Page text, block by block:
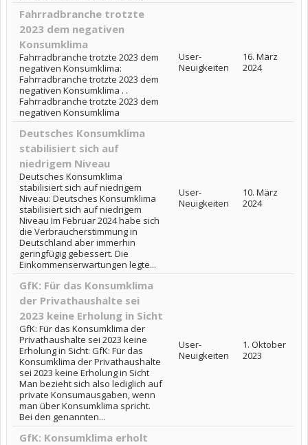
Fahrradbranche trotzte
2023 dem negativen
Konsumklima
Fahrradbranche trotzte 2023 dem
negativen Konsumklima:
Fahrradbranche trotzte 2023 dem
negativen Konsumklima . .
Fahrradbranche trotzte 2023 dem
negativen Konsumklima
User-
Neuigkeiten
16. März
2024
Deutsches Konsumklima
stabilisiert sich auf
niedrigem Niveau
Deutsches Konsumklima
stabilisiert sich auf niedrigem
Niveau: Deutsches Konsumklima
stabilisiert sich auf niedrigem
Niveau Im Februar 2024 habe sich
die Verbraucherstimmung in
Deutschland aber immerhin
geringfügig gebessert. Die
Einkommenserwartungen legte...
User-
Neuigkeiten
10. März
2024
GfK: Für das Konsumklima
der Privathaushalte sei
2023 keine Erholung in Sicht
GfK: Für das Konsumklima der
Privathaushalte sei 2023 keine
Erholung in Sicht: GfK: Für das
Konsumklima der Privathaushalte
sei 2023 keine Erholung in Sicht
Man bezieht sich also lediglich auf
private Konsumausgaben, wenn
man über Konsumklima spricht.
Bei den genannten...
User-
Neuigkeiten
1. Oktober
2023
GfK: Konsumklima erholt